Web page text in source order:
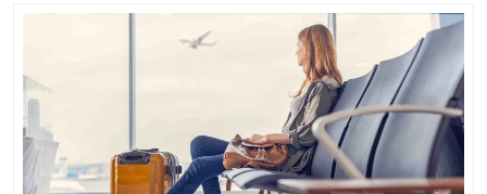
et
l’Aéroport
CDG:
Confort
Commodité
assurés